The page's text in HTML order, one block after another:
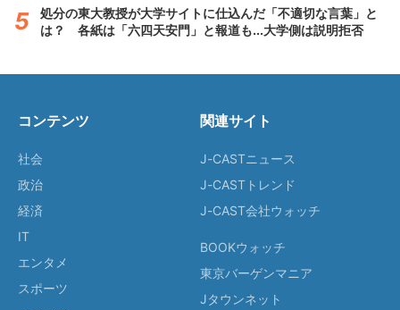
処分の東大教授が大学サイトに仕込んだ「不適切な言葉」と
は？ 各紙は「六四天安門」と報道も...大学側は説明拒否
コンテンツ
社会
政治
経済
IT
エンタメ
スポーツ
関連サイト
J-CASTニュース
J-CASTトレンド
J-CAST会社ウォッチ
BOOKウォッチ
東京バーゲンマニア
Jタウンネット